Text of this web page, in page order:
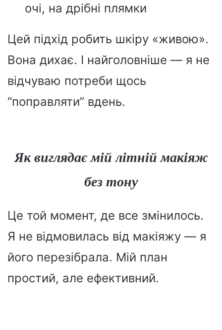
очі, на дрібні плямки
Цей підхід робить шкіру «живою».
Вона дихає. І найголовніше — я не
відчуваю потреби щось
“поправляти” вдень.
Як виглядає мій літній макіяж
без тону
Це той момент, де все змінилось.
Я не відмовилась від макіяжу — я
його перезібрала. Мій план
простий, але ефективний.